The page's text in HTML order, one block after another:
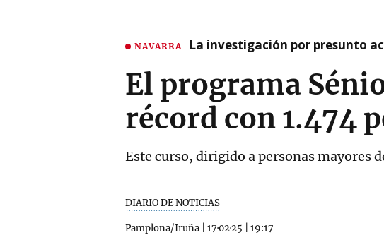
NAVARRA La investigación por presunto
El programa
récord con 1.474
Este curso, dirigido a personas mayores
DIARIO DE NOTICIAS
Pamplona/Iruña 17·02·25 19:17